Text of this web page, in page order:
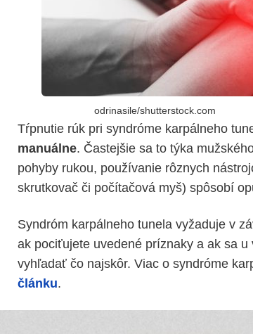
odrinasile/shutterstock.com
Tŕpnutie rúk pri syndróme karpálneho
manuálne. Častejšie sa to týka
pohyby rukou, používanie rôznych
skrutkovač či počítačová myš) spôsobí
Syndróm karpálneho tunela vyžaduje v
ak pociťujete uvedené príznaky a ak sa
vyhľadať čo najskôr. Viac o syndróme
článku.